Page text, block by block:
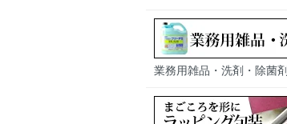
業務用雑品・洗剤・除菌剤